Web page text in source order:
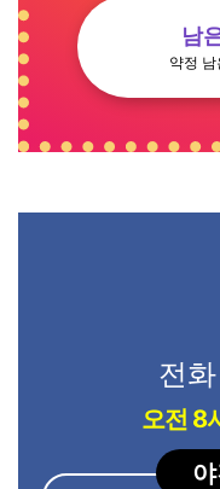
남
약정
전
오전 8